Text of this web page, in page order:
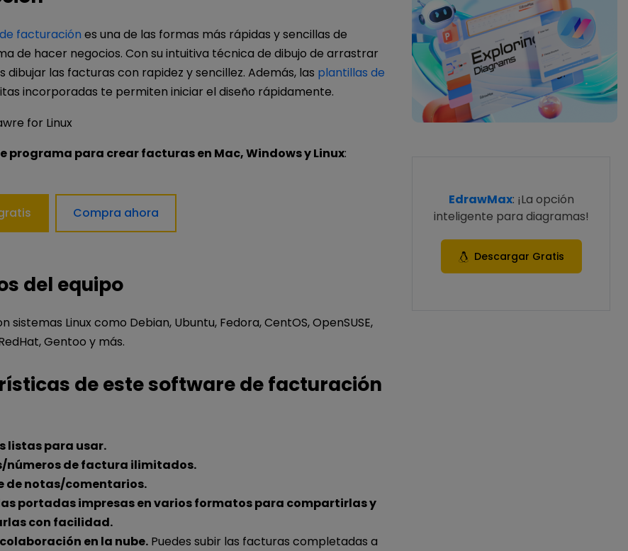
facturación es una de las formas más rápidas y sencillas de
de hacer negocios. Con su intuitiva técnica de dibujo de arrastrar
dibujar las facturas con rapidez y sencillez. Además, las plantillas de
incorporadas te permiten iniciar el diseño rápidamente.
programa para crear facturas en Mac, Windows y Linux:
Compra ahora
del equipo
sistemas Linux como Debian, Ubuntu, Fedora, CentOS, OpenSUSE,
Gentoo y más.
de este software de facturación
listas para usar.
números de factura ilimitados.
de notas/comentarios.
portadas impresas en varios formatos para compartirlas y
con facilidad.
en la nube.Puedes subir las facturas completadas a
EdrawMax: ¡La opción
inteligente para diagramas!
Descargar Gratis